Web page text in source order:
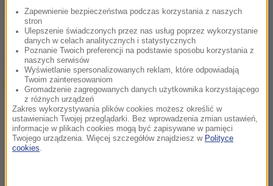
Źródło: RMF FM/PAP
chcesz widzieć więcej artykułów od RMF24?dodaj w
Google
Zapewnienie bezpieczeństwa podczas korzystania z naszych
stron
Ulepszenie świadczonych przez nas usług poprzez wykorzystanie
danych w celach analitycznych i statystycznych
Poznanie Twoich preferencji na podstawie sposobu korzystania z
naszych serwisów
Wyświetlanie spersonalizowanych reklam, które odpowiadają
Twoim zainteresowaniom
Gromadzenie zagregowanych danych użytkownika korzystającego
z różnych urządzeń
Zakres wykorzystywania plików cookies możesz określić w
ustawieniach Twojej przeglądarki. Bez wprowadzenia zmian ustawień,
informacje w plikach cookies mogą być zapisywane w pamięci
Twojego urządzenia. Więcej szczegółów znajdziesz w Polityce
cookies